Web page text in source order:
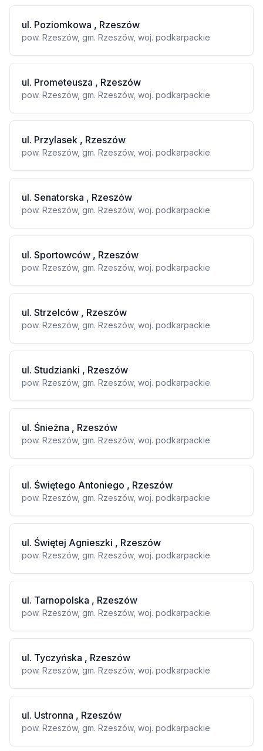
ul. Poziomkowa , Rzeszów
pow. Rzeszów, gm. Rzeszów, woj. podkarpackie
ul. Prometeusza , Rzeszów
pow. Rzeszów, gm. Rzeszów, woj. podkarpackie
ul. Przylasek , Rzeszów
pow. Rzeszów, gm. Rzeszów, woj. podkarpackie
ul. Senatorska , Rzeszów
pow. Rzeszów, gm. Rzeszów, woj. podkarpackie
ul. Sportowców , Rzeszów
pow. Rzeszów, gm. Rzeszów, woj. podkarpackie
ul. Strzelców , Rzeszów
pow. Rzeszów, gm. Rzeszów, woj. podkarpackie
ul. Studzianki , Rzeszów
pow. Rzeszów, gm. Rzeszów, woj. podkarpackie
ul. Śnieżna , Rzeszów
pow. Rzeszów, gm. Rzeszów, woj. podkarpackie
ul. Świętego Antoniego , Rzeszów
pow. Rzeszów, gm. Rzeszów, woj. podkarpackie
ul. Świętej Agnieszki , Rzeszów
pow. Rzeszów, gm. Rzeszów, woj. podkarpackie
ul. Tarnopolska , Rzeszów
pow. Rzeszów, gm. Rzeszów, woj. podkarpackie
ul. Tyczyńska , Rzeszów
pow. Rzeszów, gm. Rzeszów, woj. podkarpackie
ul. Ustronna , Rzeszów
pow. Rzeszów, gm. Rzeszów, woj. podkarpackie